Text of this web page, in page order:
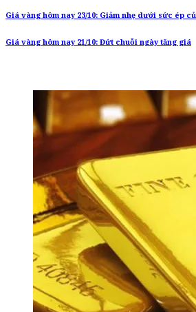
Giá vàng hôm nay 23/10: Giảm nhẹ dưới sức ép
Giá vàng hôm nay 21/10: Đứt chuỗi ngày tăng giá